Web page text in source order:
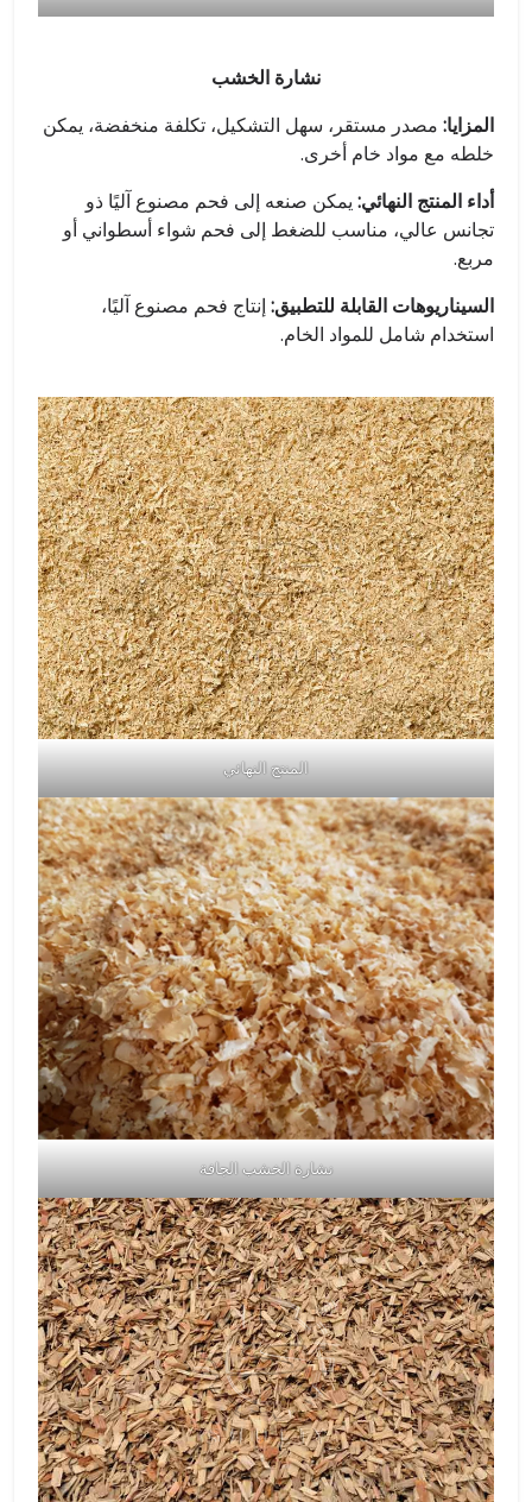
نشارة الخشب
المزايا: مصدر مستقر، سهل التشكيل، تكلفة منخفضة، يمكن
خلطه مع مواد خام أخرى.
أداء المنتج النهائي:يمكن صنعه إلى فحم مصنوع آليًا ذو
تجانس عالي، مناسب للضغط إلى فحم شواء أسطواني أو
مربع.
السيناريوهات القابلة للتطبيق:إنتاج فحم مصنوع آليًا،
استخدام شامل للمواد الخام.
المنتج النهائي
نشارة الخشب الجافة